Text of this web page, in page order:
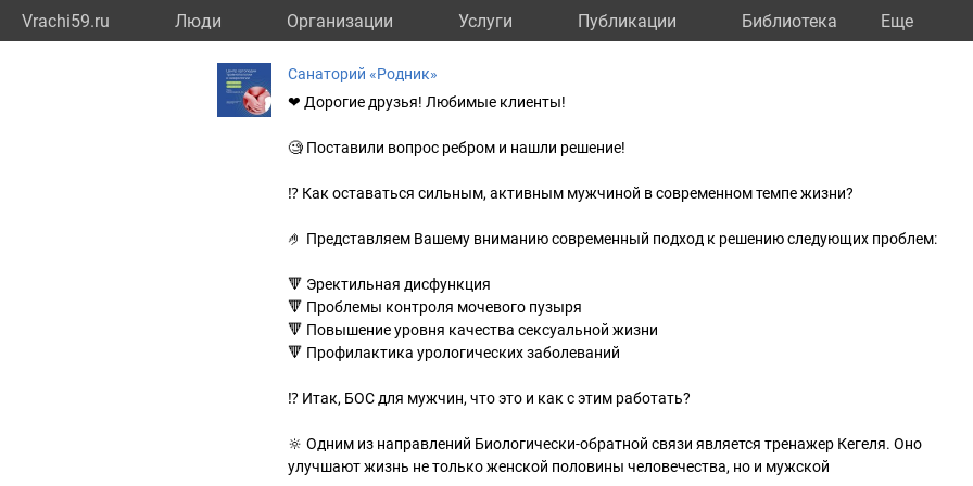
Vrachi59.ru Люди Организации Услуги Публикации Библиотека Eще
Санаторий «Родник»
❤ Дорогие друзья! Любимые клиенты!
🧐 Поставили вопрос ребром и нашли решение!
⁉️ Как оставаться сильным, активным мужчиной в современном темпе жизни?
🤌 Представляем Вашему вниманию современный подход к решению следующих проблем:
🔻 Эректильная дисфункция
🔻 Проблемы контроля мочевого пузыря
🔻 Повышение уровня качества сексуальной жизни
🔻 Профилактика урологических заболеваний
⁉️ Итак, БОС для мужчин, что это и как с этим работать?
🔆 Одним из направлений Биологически-обратной связи является тренажер Кегеля. Оно
улучшают жизнь не только женской половины человечества, но и мужской